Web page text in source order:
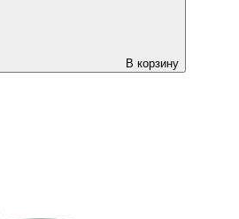
В корзину